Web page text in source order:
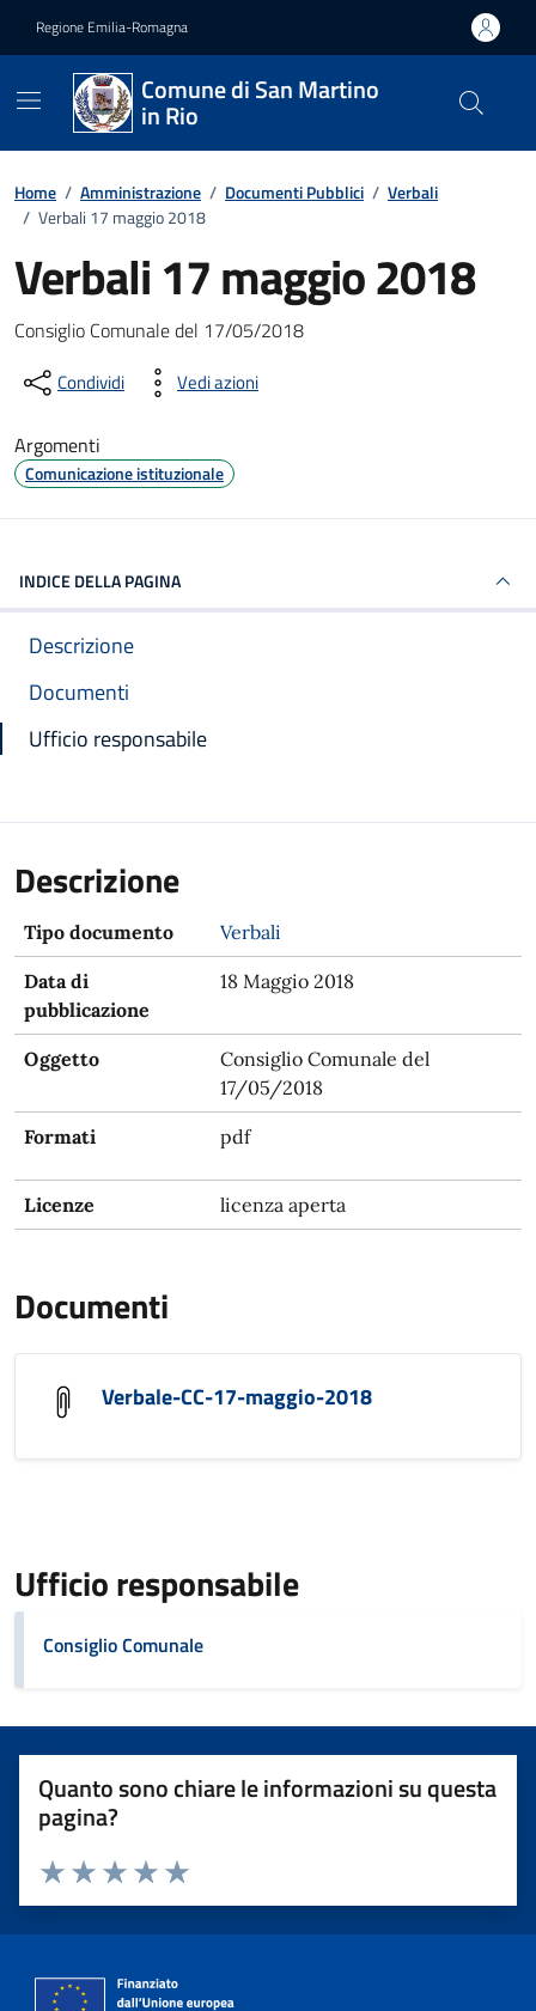
Regione Emilia-Romagna
Comune di San Martino
in Rio
Home / Amministrazione / Documenti Pubblici / Verbali
/ Verbali 17 maggio 2018
Verbali 17 maggio 2018
Dettagli del documento
Consiglio Comunale del 17/05/2018
Condividi Vedi azioni
Argomenti
Comunicazione istituzionale
INDICE DELLA PAGINA
Descrizione
Documenti
Ufficio responsabile
Descrizione
Tipo documento Verbali
Data di
pubblicazione
18 Maggio 2018
Oggetto
Consiglio Comunale del
17/05/2018
Formati pdf
Licenze licenza aperta
Documenti
Verbale-CC-17-maggio-2018
Ufficio responsabile
Consiglio Comunale
Quanto sono chiare le informazioni su questa
pagina?
Valuta 5 stelle su 5
Valuta 4 stelle su 5
Valuta 3 stelle su 5
Valuta 2 stelle su 5
Valuta 1 stelle su 5